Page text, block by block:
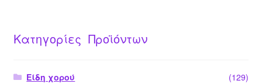
Κατηγορίες Προϊόντων
Είδη χορού
(129)